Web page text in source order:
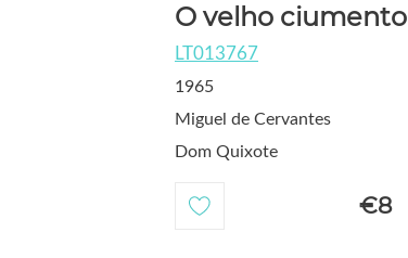
O velho ciumento
LT013767
1965
Miguel de Cervantes
Dom Quixote
€8